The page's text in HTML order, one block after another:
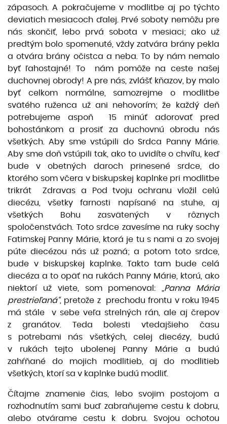
zápasoch. A pokračujeme v modlitbe aj po týchto
deviatich mesiacoch ďalej. Prvé soboty nemôžu pre
nás skončiť, lebo prvá sobota v mesiaci; ako už
predtým bolo spomenuté, vždy zatvára brány pekla
a otvára brány očistca a neba. To by nám nemalo
byť ľahostajné! To nám pomôže na ceste našej
duchovnej obrody! A pre nás, zvlášť kňazov, by malo
byť celkom normálne, samozrejme o modlitbe
svätého ruženca už ani nehovorím; že každý deň
potrebujeme aspoň 15 minúť adorovať pred
bohostánkom a prosiť za duchovnú obrodu nás
všetkých. Aby sme vstúpili do Srdca Panny Márie.
Aby sme doň vstúpili tak, ako to uvidíte o chvíľu, keď
bude v obetných daroch prinesené srdce, do
ktorého som včera v biskupskej kaplnke pri modlitbe
trikrát Zdravas a Pod tvoju ochranu vložil celú
diecézu, všetky farnosti napísané na stuhe, aj
všetkých Bohu zasvätených v rôznych
spoločenstvách. Toto srdce zavesíme na ruky sochy
Fatimskej Panny Márie, ktorá je tu s nami a zo svojej
púte diecézou nás už pozná; a potom toto srdce,
bude v biskupskej kaplnke. Takto tam bude celá
diecéza a to opäť na rukách Panny Márie, ktorú, ako
niektorí už viete, som pomenoval: „ Panna Mária
prestrieľaná“, pretože z prechodu frontu v roku 1945
má stále v sebe veľa strelných rán, ale aj črepov
z granátov. Teda bolesti vtedajšieho času
s potrebami nás všetkých, celej diecézy, budú
v rukách tejto ubolenej Panny Márie a budú
zahŕňané do mojich modlitieb, aj do modlitieb
všetkých, ktorí sa v kaplnke budú modliť.
Čítajme znamenie čias, lebo svojim postojom a
rozhodnutím sami buď zabraňujeme cestu k dobru,
alebo otvárame cestu k dobru. Svojou ochotou